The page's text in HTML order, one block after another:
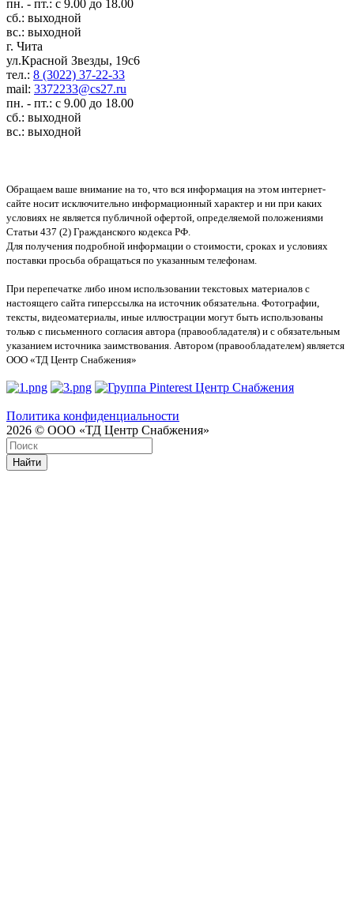
пн. - пт.: с 9.00 до 18.00
сб.: выходной
вс.: выходной
г. Чита
ул.Красной Звезды, 19с6
тел.: 8 (3022) 37-22-33
mail: 3372233@cs27.ru
пн. - пт.: с 9.00 до 18.00
сб.: выходной
вс.: выходной
Обращаем ваше внимание на то, что вся информация на этом интернет-
сайте носит исключительно информационный характер и ни при каких
условиях не является публичной офертой, определяемой положениями
Статьи 437 (2) Гражданского кодекса РФ.
Для получения подробной информации о стоимости, сроках и условиях
поставки просьба обращаться по указанным телефонам.
При перепечатке либо ином использовании текстовых материалов с
настоящего сайта гиперссылка на источник обязательна. Фотографии,
тексты, видеоматериалы, иные иллюстрации могут быть использованы
только с письменного согласия автора (правообладателя) и с обязательным
указанием источника заимствования. Автором (правообладателем) является
ООО «ТД Центр Снабжения»
Политика конфиденциальности
2026 © ООО «ТД Центр Снабжения»
Найти